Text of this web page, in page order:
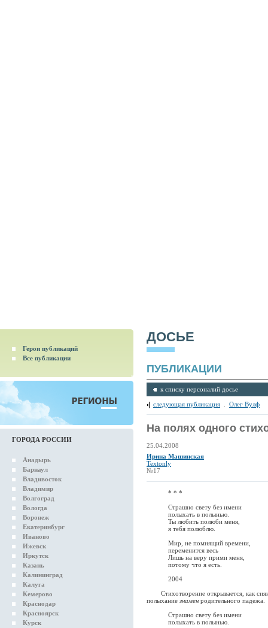
Герои публикаций
Все публикации
ГОРОДА РОССИИ
Анадырь
Барнаул
Владивосток
Владимир
Волгоград
Вологда
Воронеж
Екатеринбург
Иваново
Ижевск
Иркутск
Казань
Калининград
Калуга
Кемерово
Краснодар
Красноярск
Курск
ДОСЬЕ
ПУБЛИКАЦИИ
к списку персоналий досье
следующая публикация Олег Вулф
На полях одного
25.04.2008
Ирина Машинская
Textonly
№17
* * *
Страшно свету без имени
полыхать в полынью.
Ты любить полюби меня,
я тебя полюблю.
Мир, не помнящий времени,
переменится весь
Лишь на веру прими меня,
потому что я есть.
2004
Стихотворение открывается, как
полыхание знамен родительного падежа.
Страшно свету без имени
полыхать в полынью.